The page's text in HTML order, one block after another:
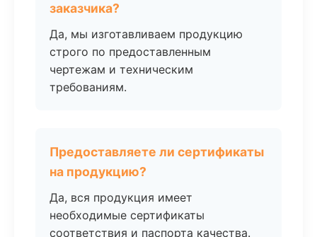
заказчика?
Да, мы изготавливаем продукцию
строго по предоставленным
чертежам и техническим
требованиям.
Предоставляете ли сертификаты
на продукцию?
Да, вся продукция имеет
необходимые сертификаты
соответствия и паспорта качества.